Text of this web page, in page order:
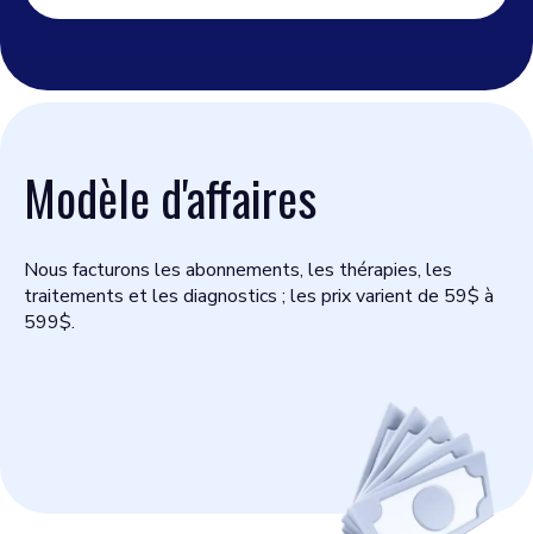
Modèle d'affaires
Nous facturons les abonnements, les thérapies, les
traitements et les diagnostics ; les prix varient de 59$ à
599$.